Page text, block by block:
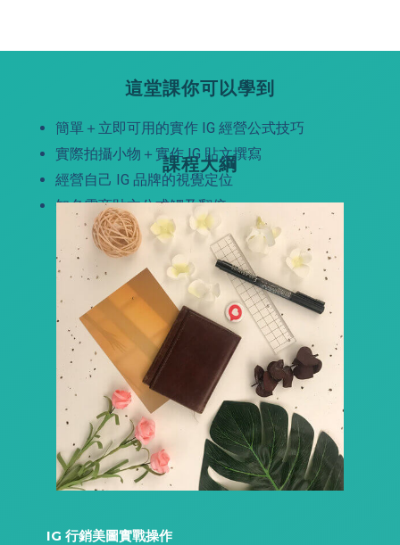
這堂課你可以學到
簡單＋立即可用的實作 IG 經營公式技巧
實際拍攝小物＋實作 IG 貼文撰寫
經營自己 IG 品牌的視覺定位
知名電商貼文公式觸及翻倍
課程大綱
IG 行銷美圖實戰操作